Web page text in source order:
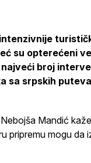
su opterećeni
broj
sa srpskih
Mandić
pripremu mogu da